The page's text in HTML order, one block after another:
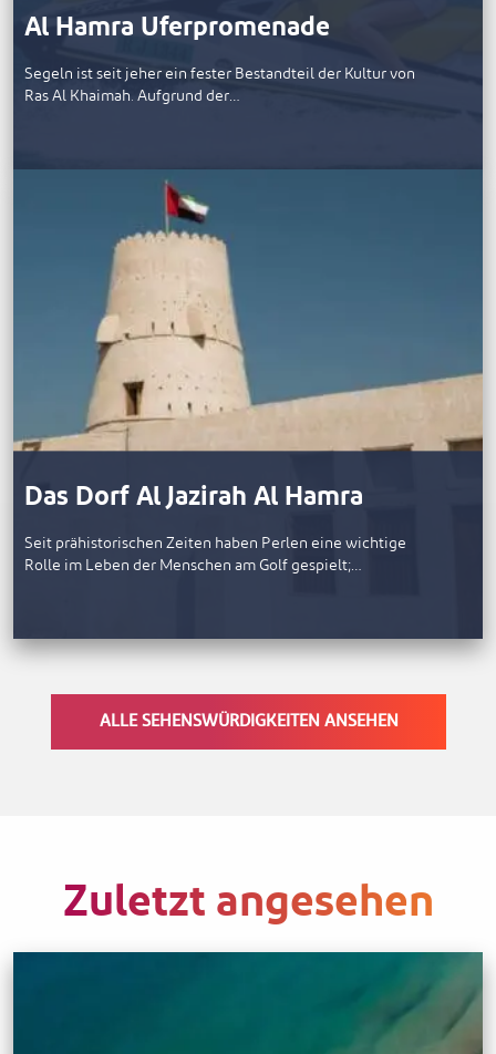
Al Hamra Uferpromenade
Segeln ist seit jeher ein fester Bestandteil der Kultur von
Ras Al Khaimah. Aufgrund der…
Das Dorf Al Jazirah Al Hamra
Seit prähistorischen Zeiten haben Perlen eine wichtige
Rolle im Leben der Menschen am Golf gespielt;…
ALLE SEHENSWÜRDIGKEITEN ANSEHEN
Zuletzt angesehen